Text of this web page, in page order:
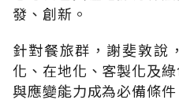
發、創新。
針對餐旅群，謝斐敦說
化、在地化、客製化及
與應變能力成為必備條